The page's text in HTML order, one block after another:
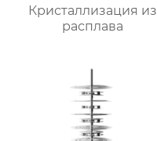
Кристаллизация из
расплава